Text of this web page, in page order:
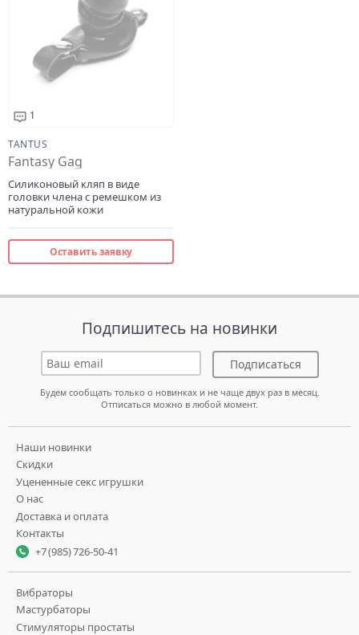
1
TANTUS
Fantasy Gag
Силиконовый кляп в виде
головки члена с ремешком из
натуральной кожи
Оставить заявку
Подпишитесь на новинки
Подписаться
Будем сообщать только о новинках и не чаще двух раз в месяц.
Отписаться можно в любой момент.
Наши новинки
Скидки
Уцененные секс игрушки
О нас
Доставка и оплата
Контакты
+7 (985) 726-50-41
Вибраторы
Мастурбаторы
Стимуляторы простаты